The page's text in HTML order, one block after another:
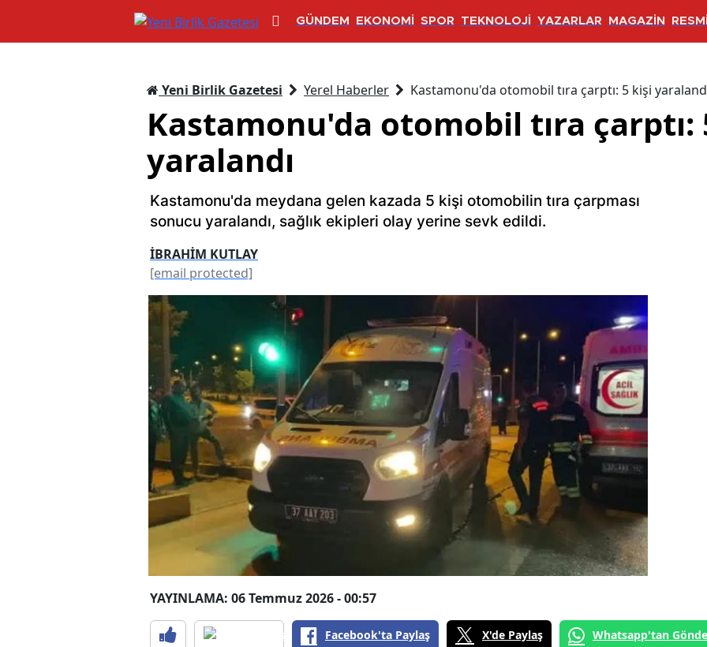
GÜNDEM EKONOMİ SPOR TEKNOLOJİ YAZARLAR MAGAZİN
Yeni Birlik Gazetesi Yerel Haberler Kastamonu'da otomobil tıra çarptı: 5 kişi
Kastamonu'da otomobil tıra çarptı:
yaralandı
Kastamonu'da meydana gelen kazada 5 kişi otomobilin tıra çarpması
sonucu yaralandı, sağlık ekipleri olay yerine sevk edildi.
İBRAHİM KUTLAY
[email protected]
YAYINLAMA: 06 Temmuz 2026 - 00:57
Facebook'ta Paylaş X'de Paylaş Whatsapp'tan